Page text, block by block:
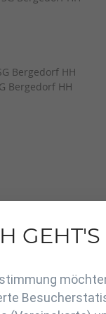
Bergedorf HH
Bergedorf HH
Bergedorf HH
GEHT'S